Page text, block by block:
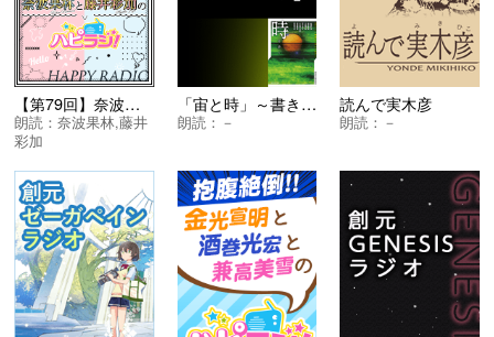
【第79回】奈波果林と藤井彩加のハピラジ！
朗読：奈波果林,藤井
彩加
「宙と時」～書き下ろしSFアンソロジー『宙（そら）を数える』『時を歩く』刊行記念ラジオ～
朗読： －
読んで実木彦
朗読： －